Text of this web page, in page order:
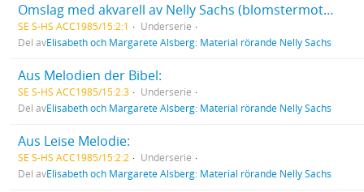
Omslag med akvarell av Nelly Sachs (blomstermotiv). Med dedikation på ett löst blad till Grete Alsberg: "Diese kleine Sommerblumenpinselei mögen Ihnen unsere innigsten Wünsche bringen. Ihre Li Sachs".
SE S-HS ACC1985/15:2:1
Underserie
Del avElisabeth och Margarete Alsberg: Material rörande Nelly Sachs
Aus Melodien der Bibel:
SE S-HS ACC1985/15:2:3
Underserie
Del avElisabeth och Margarete Alsberg: Material rörande Nelly Sachs
Aus Leise Melodie:
SE S-HS ACC1985/15:2:2
Underserie
Del avElisabeth och Margarete Alsberg: Material rörande Nelly Sachs